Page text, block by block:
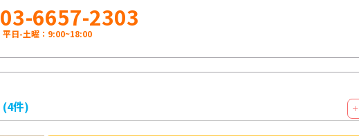
03-6657-2303
平日-土曜：9:00~18:00
(4件) ＋